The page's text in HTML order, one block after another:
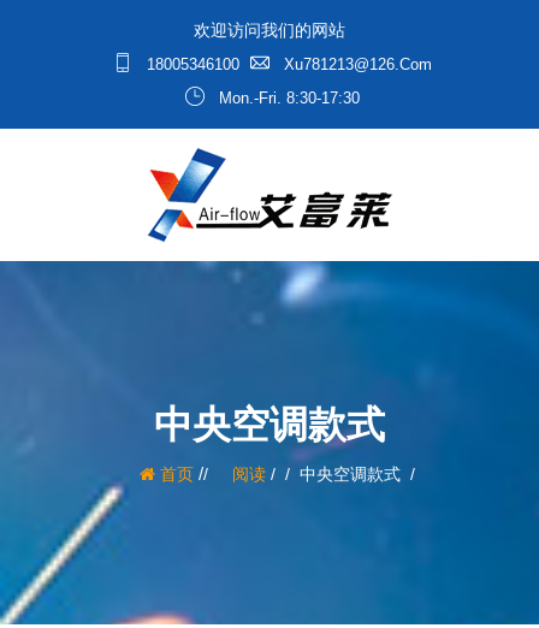
欢迎访问我们的网站
18005346100
Xu781213@126.com
Mon.-Fri. 8:30-17:30
中央空调款式
首页/ 阅读/ 中央空调款式